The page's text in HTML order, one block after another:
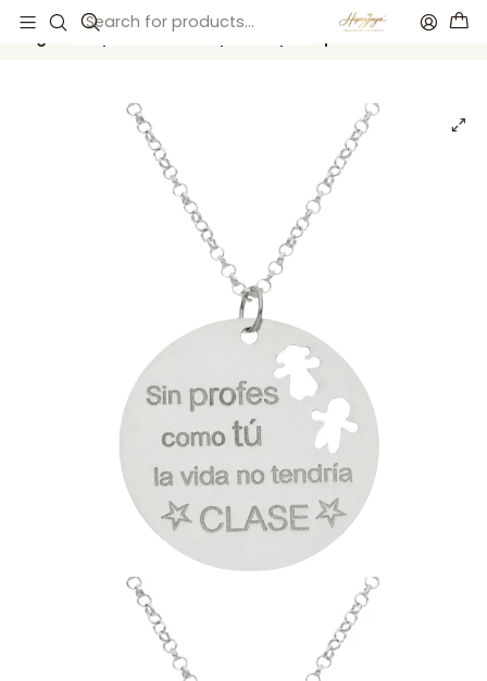
Inicio Catálogo
Gargantilla personalizada para la profe plata